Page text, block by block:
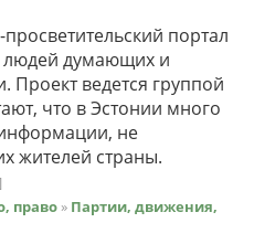
портал
людей думающих и
Проект ведется группой
что в Эстонии много
не
жителей страны.
право » Партии, движения,